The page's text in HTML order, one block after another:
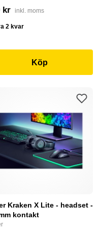
kr inkl. moms
2 kvar
Köp
Kraken X Lite - headset -
kontakt